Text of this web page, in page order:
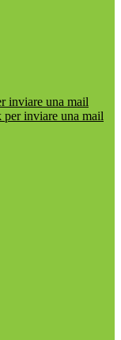
inviare una mail
inviare una mail